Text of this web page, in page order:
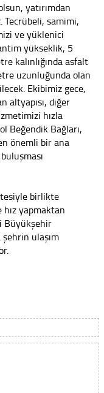
yatırımdan
Tecrübeli, samimi,
ve yüklenici
yükseklik, 5
kalınlığında asfalt
uzunluğunda olan
Ekibimiz gece,
altyapısı, diğer
hızla
Beğendik Bağları,
önemli bir ana
birlikte
yapmaktan
Büyükşehir
ulaşım